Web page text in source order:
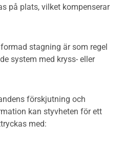
på plats, vilket kompenserar
stagning är som regel
system med kryss- eller
förskjutning och
kan styvheten för ett
med: